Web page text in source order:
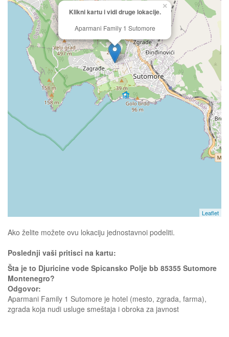
Klikni kartu i vidi druge lokacije.
Aparmani Family 1 Sutomore
×
Leaflet
Ako želite možete ovu lokaciju jednostavnoi podeliti.
Poslednji vaši pritisci na kartu:
Šta je to Djuricine vode Spicansko Polje bb 85355 Sutomore
Montenegro?
Odgovor:
Aparmani Family 1 Sutomore je hotel (mesto, zgrada, farma),
zgrada koja nudi usluge smeštaja i obroka za javnost